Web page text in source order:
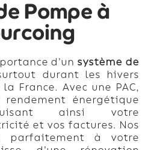
Pompe à
d’un système de
durant les hivers
France. Avec une PAC,
rendement énergétique
ainsi votre
et vos factures. Nos
parfaitement à votre